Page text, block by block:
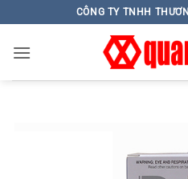
to
content
CÔNG TY TNHH